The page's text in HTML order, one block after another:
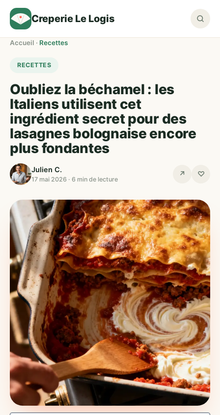
Creperie Le Logis
Accueil · Recettes
RECETTES
Oubliez la béchamel : les
Italiens utilisent cet
ingrédient secret pour des
lasagnes bolognaise encore
plus fondantes
Julien C.
17 mai 2026 · 6 min de lecture
↗ ♡